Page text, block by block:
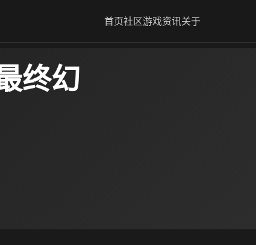
首页社区游戏资讯关于
终幻